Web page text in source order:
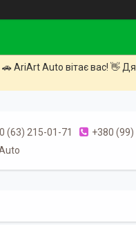
🚗 AriArt Auto вітає вас! 👋
(63) 215-01-71
+380